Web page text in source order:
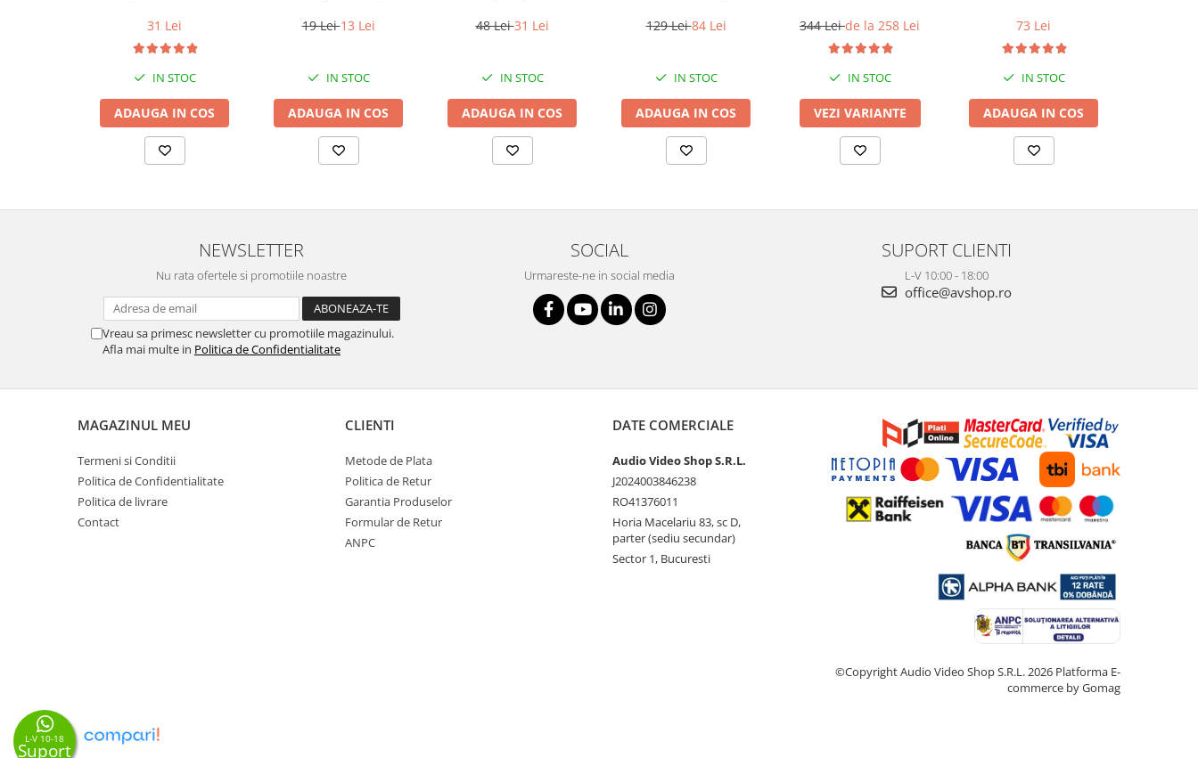
31 Lei
IN STOC
ADAUGA IN COS
19 Lei13 Lei
IN STOC
ADAUGA IN COS
48 Lei31 Lei
IN STOC
ADAUGA IN COS
129 Lei84 Lei
IN STOC
ADAUGA IN COS
344 Leide la 258 Lei
IN STOC
VEZI VARIANTE
73 Lei
IN STOC
ADAUGA IN COS
NEWSLETTER
Nu rata ofertele si promotiile noastre
Vreau sa primesc newsletter cu promotiile magazinului.
Afla mai multe in Politica de Confidentialitate
SOCIAL
Urmareste-ne in social media
SUPORT CLIENTI
L-V 10:00 - 18:00
office@avshop.ro
MAGAZINUL MEU
Termeni si Conditii
Politica de Confidentialitate
Politica de livrare
Contact
CLIENTI
Metode de Plata
Politica de Retur
Garantia Produselor
Formular de Retur
ANPC
DATE COMERCIALE
Audio Video Shop S.R.L.
J2024003846238
RO41376011
Horia Macelariu 83, sc D,
parter (sediu secundar)
Sector 1, Bucuresti
©Copyright Audio Video Shop S.R.L. 2026 Platforma E-
commerce by Gomag
L-V 10-18
Suport